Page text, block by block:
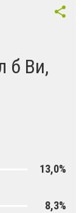
б Ви,
13,0%
8,3%